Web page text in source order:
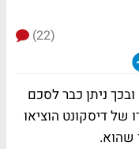
(22)
ניתן כבר לסכם
המאקרו של דיסקונט הוציאו
שהוא.